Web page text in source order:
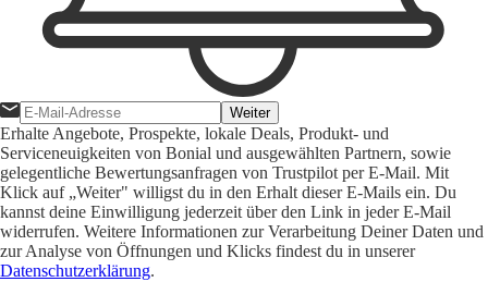
Weiter
Erhalte Angebote, Prospekte, lokale Deals, Produkt- und
Serviceneuigkeiten von Bonial und ausgewählten Partnern, sowie
gelegentliche Bewertungsanfragen von Trustpilot per E-Mail. Mit
Klick auf „Weiter" willigst du in den Erhalt dieser E-Mails ein. Du
kannst deine Einwilligung jederzeit über den Link in jeder E-Mail
widerrufen. Weitere Informationen zur Verarbeitung Deiner Daten und
zur Analyse von Öffnungen und Klicks findest du in unserer
Datenschutzerklärung.